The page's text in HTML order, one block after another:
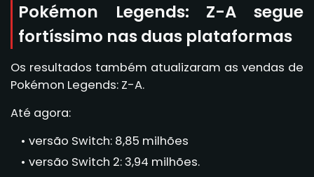
Pokémon Legends: Z-A segue
fortíssimo nas duas plataformas
Os resultados também atualizaram as vendas de
Pokémon Legends: Z-A.
Até agora:
versão Switch: 8,85 milhões
versão Switch 2: 3,94 milhões.